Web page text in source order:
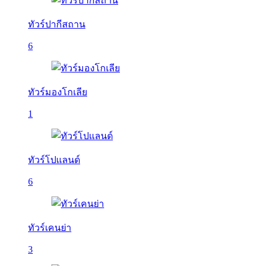
ทัวร์ปากีสถาน
6
ทัวร์มองโกเลีย
1
ทัวร์โปแลนด์
6
ทัวร์เคนย่า
3